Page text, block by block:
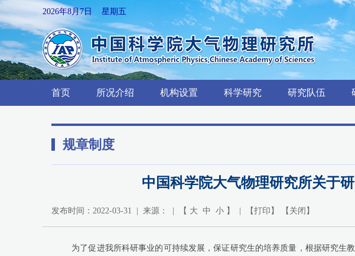
2026年8月7日 星期五
首页 所况介绍 机构设置 科学研究 研究队伍
规章制度
中国科学院大气物理研究所关于
发布时间：2022-03-31 | 来源： | 【 大 中 小 】 | 【打印 】 【 关闭 】
为了促进我所科研事业的可持续发展，保证研究生的培养质量，根据研究生